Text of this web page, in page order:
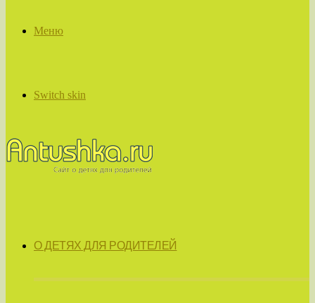
Меню
Switch skin
О ДЕТЯХ ДЛЯ РОДИТЕЛЕЙ